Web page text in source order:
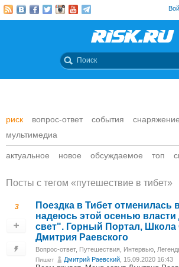
риск вопрос-ответ события снаряжение
мультимедиа
актуальное новое обсуждаемое топ
Посты c тегом «путешествие в тибет»
3
Поездка в Тибет отменилась
надеюсь этой осенью
свет". Горный Портал,
Дмитрия Раевского
Вопрос-ответ, Путешествия Интервью
Пишет Дмитрий Раевский , 15.09.2020 16:43